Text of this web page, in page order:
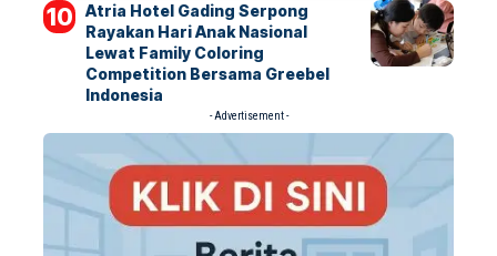
Atria Hotel Gading Serpong
Rayakan Hari Anak Nasional
Lewat Family Coloring
Competition Bersama Greebel
Indonesia
- Advertisement -